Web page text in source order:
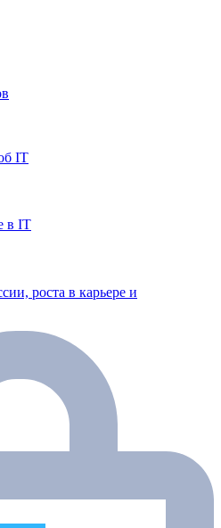
IT
в IT
роста в карьере и